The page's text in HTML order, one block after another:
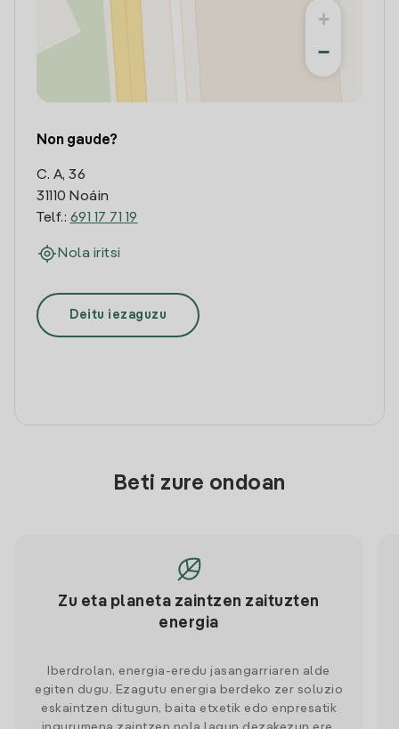
+
−
Non gaude?
C. A, 36
31110 Noáin
Telf.: 691 17 71 19
Nola iritsi
Deitu iezaguzu
Beti zure ondoan
Zu eta planeta zaintzen zaituzten
energia
Iberdrolan, energia-eredu jasangarriaren alde
egiten dugu. Ezagutu energia berdeko zer soluzio
eskaintzen ditugun, baita etxetik edo enpresatik